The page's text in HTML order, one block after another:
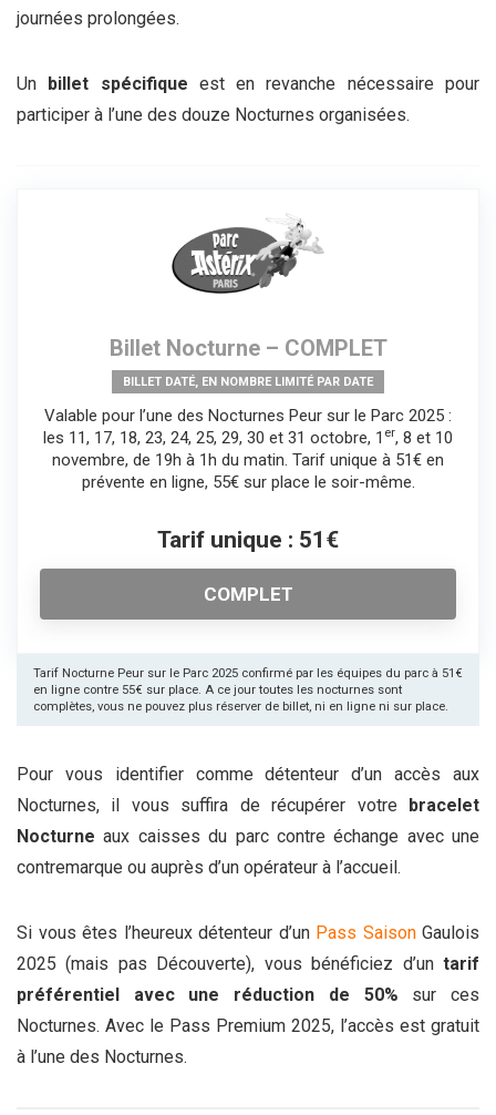
journées prolongées.
Un billet spécifique est en revanche nécessaire pour
participer à l’une des douze Nocturnes organisées.
Billet Nocturne – COMPLET
BILLET DATÉ, EN NOMBRE LIMITÉ PAR DATE
Valable pour l’une des Nocturnes Peur sur le Parc 2025 :
les 11, 17, 18, 23, 24, 25, 29, 30 et 31 octobre, 1 er, 8 et 10
novembre, de 19h à 1h du matin. Tarif unique à 51€ en
prévente en ligne, 55€ sur place le soir-même.
Tarif unique : 51€
COMPLET
Tarif Nocturne Peur sur le Parc 2025 confirmé par les équipes du parc à 51€
en ligne contre 55€ sur place. A ce jour toutes les nocturnes sont
complètes, vous ne pouvez plus réserver de billet, ni en ligne ni sur place.
Pour vous identifier comme détenteur d’un accès aux
Nocturnes, il vous suffira de récupérer votre bracelet
Nocturne aux caisses du parc contre échange avec une
contremarque ou auprès d’un opérateur à l’accueil.
Si vous êtes l’heureux détenteur d’un Pass SaisonGaulois
2025 (mais pas Découverte), vous bénéficiez d’un tarif
préférentiel avec une réduction de 50% sur ces
Nocturnes. Avec le Pass Premium 2025, l’accès est gratuit
à l’une des Nocturnes.